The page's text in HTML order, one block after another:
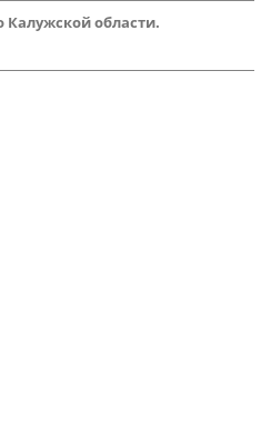
области.